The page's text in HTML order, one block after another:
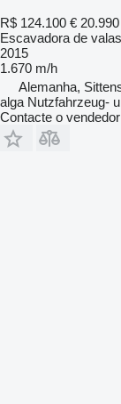
R$ 124.100 € 20.990
Escavadora de valas
2015
1.670 m/h
Alemanha,
alga Nutzfahrzeug-
Contacte o vendedor